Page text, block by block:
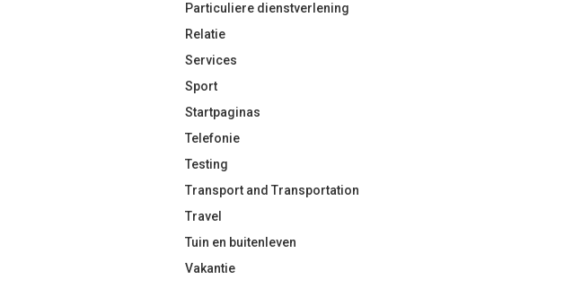
Particuliere dienstverlening
Relatie
Services
Sport
Startpaginas
Telefonie
Testing
Transport and Transportation
Travel
Tuin en buitenleven
Vakantie